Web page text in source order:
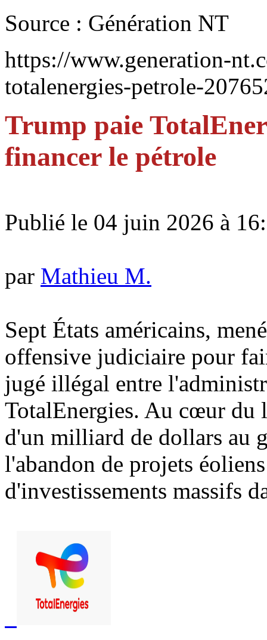
Source : Génération NT
https://www.generation-
totalenergies-petrole-
Trump paie
financer le pétrole
Publié le 04 juin 2026 à
par Mathieu M.
Sept États américains,
offensive judiciaire pour
jugé illégal entre
TotalEnergies. Au cœur du
d'un milliard de dollars au
l'abandon de projets
d'investissements massifs